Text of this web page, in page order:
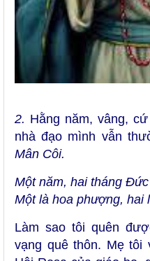
2. Hằng năm, vâng,
nhà đạo mình vẫn
Mân Côi.
Một năm, hai tháng
Một là hoa phượng, hai
Làm sao tôi quên
vạng quê thôn. Mẹ tôi